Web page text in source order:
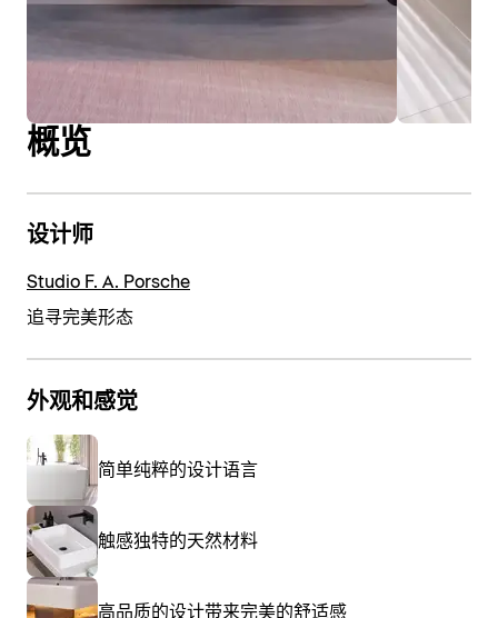
概览
设计师
Studio F. A. Porsche
追寻完美形态
外观和感觉
简单纯粹的设计语言
触感独特的天然材料
高品质的设计带来完美的舒适感